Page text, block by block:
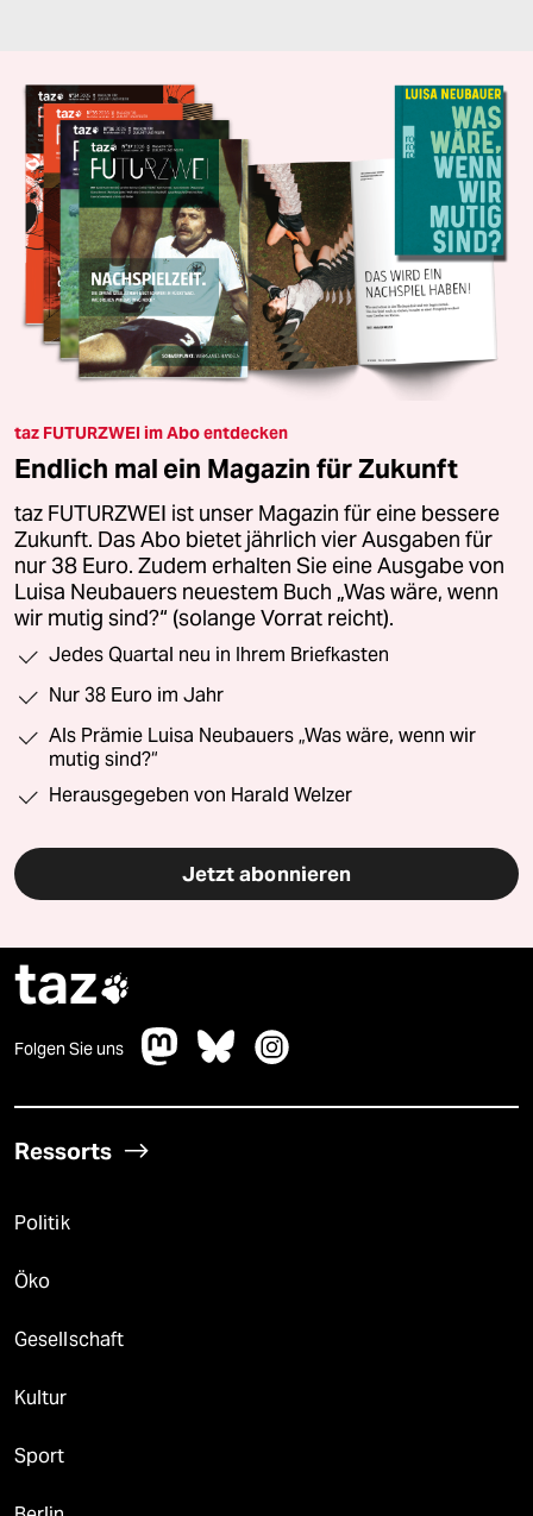
taz FUTURZWEI im Abo entdecken
Endlich mal ein Magazin für Zukunft
taz FUTURZWEI ist unser Magazin für eine bessere
Zukunft. Das Abo bietet jährlich vier Ausgaben für
nur 38 Euro. Zudem erhalten Sie eine Ausgabe von
Luisa Neubauers neuestem Buch „Was wäre, wenn
wir mutig sind?“ (solange Vorrat reicht).
Jedes Quartal neu in Ihrem Briefkasten
Nur 38 Euro im Jahr
Als Prämie Luisa Neubauers „Was wäre, wenn wir
mutig sind?“
Herausgegeben von Harald Welzer
Jetzt abonnieren
taz
Folgen Sie uns
Ressorts
Politik
Öko
Gesellschaft
Kultur
Sport